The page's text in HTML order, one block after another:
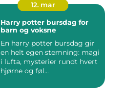
12. mar
Harry potter bursdag for
barn og voksne
En harry potter bursdag gir
en helt egen stemning: magi
i lufta, mysterier rundt hvert
hjørne og føl...